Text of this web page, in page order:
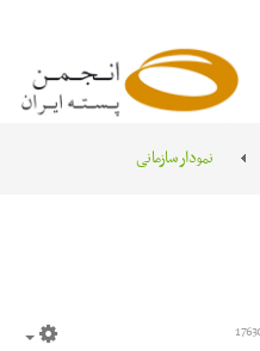
نمودار سازمانی